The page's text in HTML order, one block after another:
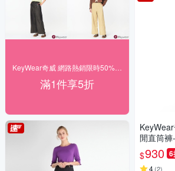
滿1件享5折
閒直筒
$930 6
4(2)